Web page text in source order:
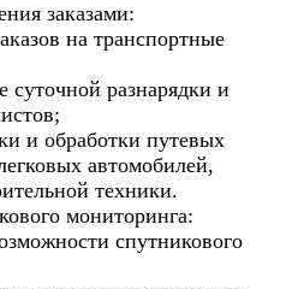
заказами:
на транспортные
суточной разнарядки и
и обработки путевых
автомобилей,
техники.
мониторинга:
спутникового